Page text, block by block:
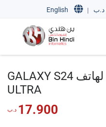
د.ب |
English
حافظة بمقبض ثابت لهاتف GALAXY S24
ULTRA
17.900 د.ب